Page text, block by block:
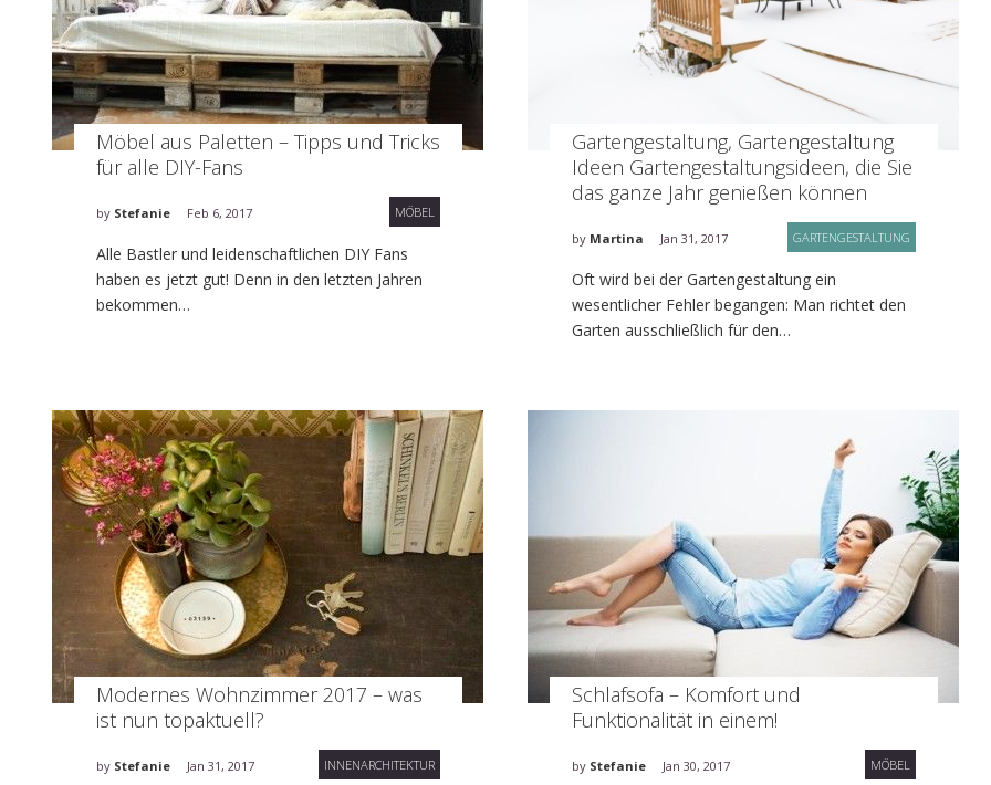
Möbel aus Paletten – Tipps und Tricks
für alle DIY-Fans
by Stefanie Feb 6, 2017 MÖBEL
Alle Bastler und leidenschaftlichen DIY Fans
haben es jetzt gut! Denn in den letzten Jahren
bekommen…
Gartengestaltung, Gartengestaltung
Ideen Gartengestaltungsideen, die Sie
das ganze Jahr genießen können
by Martina Jan 31, 2017 GARTENGESTALTUNG
Oft wird bei der Gartengestaltung ein
wesentlicher Fehler begangen: Man richtet den
Garten ausschließlich für den…
Modernes Wohnzimmer 2017 – was
ist nun topaktuell?
by Stefanie Jan 31, 2017 INNENARCHITEKTUR
Schlafsofa – Komfort und
Funktionalität in einem!
by Stefanie Jan 30, 2017 MÖBEL